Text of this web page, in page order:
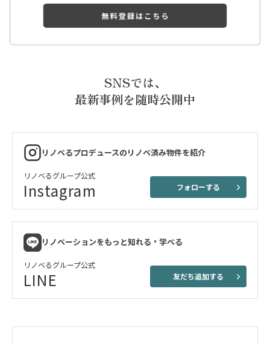
SNSでは、
最新事例を随時公開中
リノベるプロデュースのリノベ済み物件を紹介
リノベるグループ公式
Instagram フォローする
リノベーションをもっと知れる・学べる
リノベるグループ公式
LINE 友だち追加する